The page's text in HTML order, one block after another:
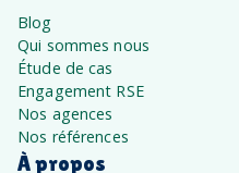
Blog
Qui sommes nous
Étude de cas
Engagement RSE
Nos agences
Nos références
À propos